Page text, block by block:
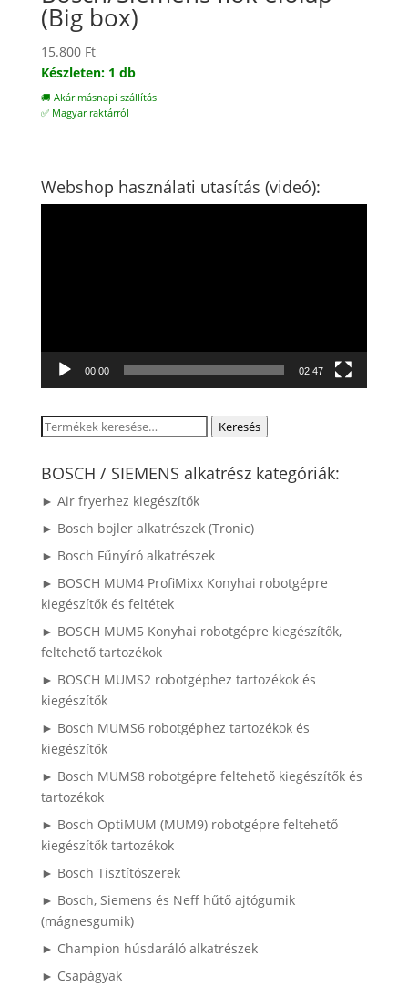
(Big box)
15.800 Ft
Készleten: 1 db
🚚 Akár másnapi szállítás
✅ Magyar raktárról
Webshop használati utasítás (videó):
00:00 02:47
Keresés
következőre:
Keresés
BOSCH / SIEMENS alkatrész kategóriák:
► Air fryerhez kiegészítők
► Bosch bojler alkatrészek (Tronic)
► Bosch Fűnyíró alkatrészek
► BOSCH MUM4 ProfiMixx Konyhai robotgépre
kiegészítők és feltétek
► BOSCH MUM5 Konyhai robotgépre kiegészítők,
feltehető tartozékok
► BOSCH MUMS2 robotgéphez tartozékok és
kiegészítők
► Bosch MUMS6 robotgéphez tartozékok és
kiegészítők
► Bosch MUMS8 robotgépre feltehető kiegészítők és
tartozékok
► Bosch OptiMUM (MUM9) robotgépre feltehető
kiegészítők tartozékok
► Bosch Tisztítószerek
► Bosch, Siemens és Neff hűtő ajtógumik
(mágnesgumik)
► Champion húsdaráló alkatrészek
► Csapágyak